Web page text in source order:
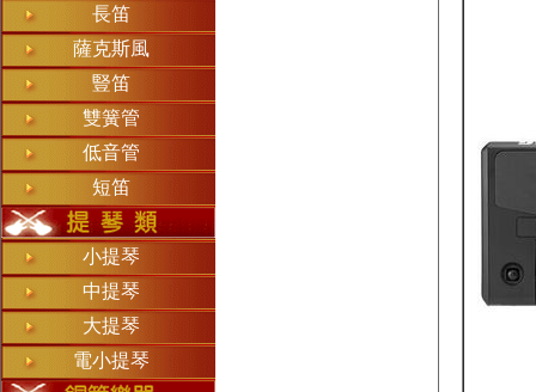
長笛
薩克斯風
豎笛
雙簧管
低音管
短笛
小提琴
中提琴
大提琴
電小提琴